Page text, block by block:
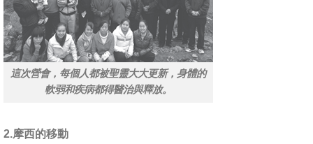
這次營會，每個人都被聖靈大大更新，身體的
軟弱和疾病都得醫治與釋放。
2.摩西的移動